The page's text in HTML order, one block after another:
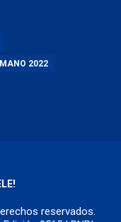
2022
reservados.